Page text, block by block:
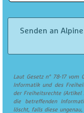
Laut Gesetz n° 78-17
Informatik und des
der Freiheitsrechte (Artikel
die betreffenden
löscht, falls diese